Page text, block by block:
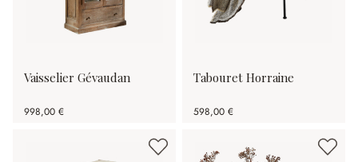
Vaisselier Gévaudan
998,00 €
Tabouret Horraine
598,00 €